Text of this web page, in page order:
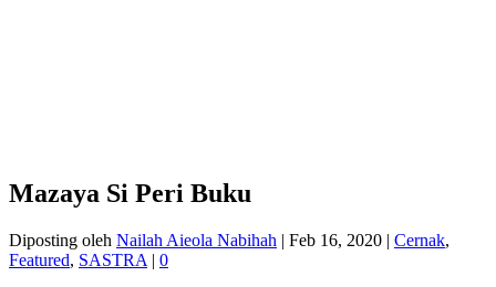
Mazaya Si Peri Buku
Diposting oleh Nailah Aieola Nabihah | Feb 16, 2020 | Cernak,
Featured, SASTRA | 0